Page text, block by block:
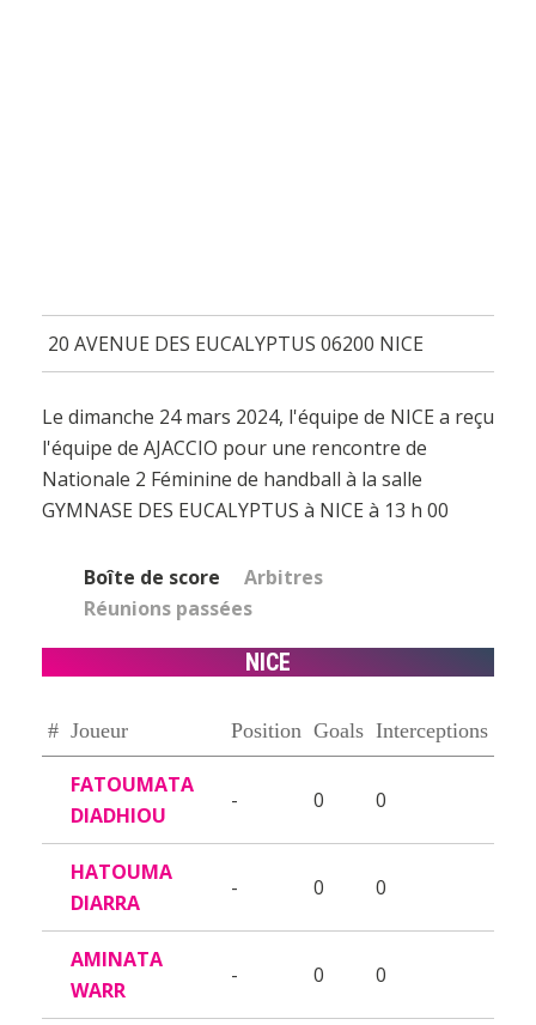
20 AVENUE DES EUCALYPTUS 06200 NICE
Le dimanche 24 mars 2024, l'équipe de NICE a reçu
l'équipe de AJACCIO pour une rencontre de
Nationale 2 Féminine de handball à la salle
GYMNASE DES EUCALYPTUS à NICE à 13 h 00
Boîte de score
Arbitres
Réunions passées
NICE
# Joueur Position Goals Interceptions
FATOUMATA
DIADHIOU
- 0 0
HATOUMA
DIARRA
- 0 0
AMINATA
WARR
- 0 0